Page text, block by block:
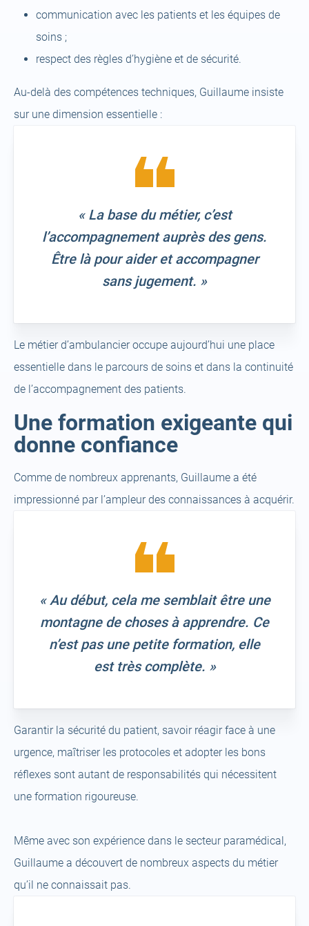
communication avec les patients et les équipes de
soins ;
respect des règles d’hygiène et de sécurité.
Au-delà des compétences techniques, Guillaume insiste
sur une dimension essentielle :
« La base du métier, c’est
l’accompagnement auprès des gens.
Être là pour aider et accompagner
sans jugement. »
Le métier d’ambulancier occupe aujourd’hui une place
essentielle dans le parcours de soins et dans la continuité
de l’accompagnement des patients.
Une formation exigeante qui
donne confiance
Comme de nombreux apprenants, Guillaume a été
impressionné par l’ampleur des connaissances à acquérir.
« Au début, cela me semblait être une
montagne de choses à apprendre. Ce
n’est pas une petite formation, elle
est très complète. »
Garantir la sécurité du patient, savoir réagir face à une
urgence, maîtriser les protocoles et adopter les bons
réflexes sont autant de responsabilités qui nécessitent
une formation rigoureuse.
Même avec son expérience dans le secteur paramédical,
Guillaume a découvert de nombreux aspects du métier
qu’il ne connaissait pas.